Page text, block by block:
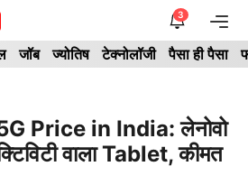
3
जॉब ज्योतिष टेक्नोलॉजी पैसा ही पैसा
Price in India: लेनोवो
वाला Tablet, कीमत